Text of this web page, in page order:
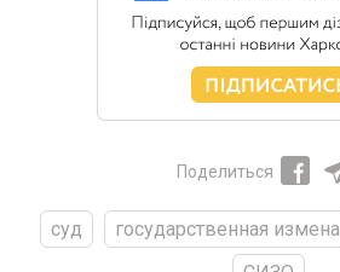
Поделиться
суд государственная измена